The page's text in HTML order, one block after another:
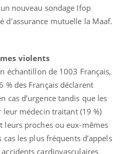
nouveau sondage Ifop
d’assurance mutuelle la Maaf.
violents
échantillon de 1003 Français,
% des Français déclarent
cas d’urgence tandis que les
médecin traitant (19 %)
leurs proches ou eux-mêmes
cas les plus fréquents d’appels
cardiovasculaires